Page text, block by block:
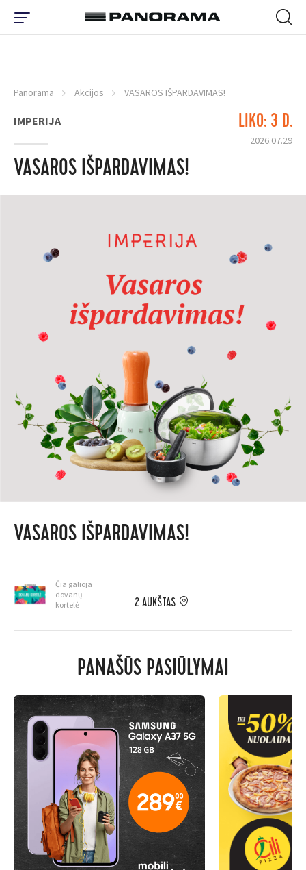
Panorama Akcijos VASAROS IŠPARDAVIMAS!
IMPERIJA LIKO: 3 D.
2026.07.29
VASAROS IŠPARDAVIMAS!
VASAROS IŠPARDAVIMAS!
Čia galioja
dovanų
kortelė
2 AUKŠTAS
PANAŠŪS PASIŪLYMAI